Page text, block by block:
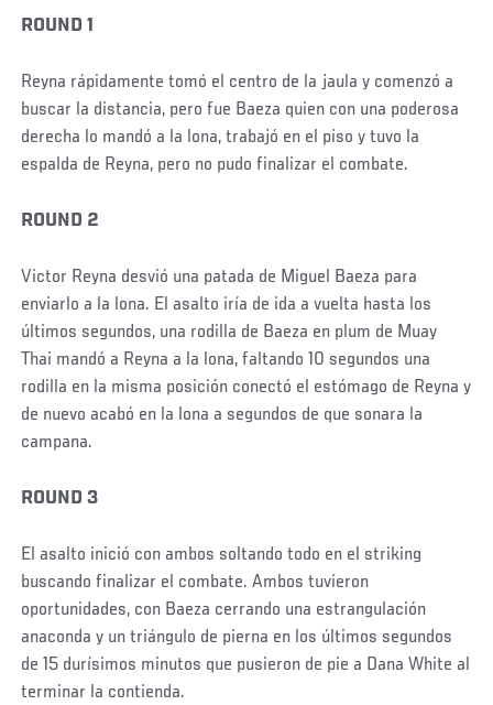
ROUND 1
Reyna rápidamente tomó el centro de la jaula y comenzó a
buscar la distancia, pero fue Baeza quien con una poderosa
derecha lo mandó a la lona, trabajó en el piso y tuvo la
espalda de Reyna, pero no pudo finalizar el combate.
ROUND 2
Victor Reyna desvió una patada de Miguel Baeza para
enviarlo a la lona. El asalto iría de ida a vuelta hasta los
últimos segundos, una rodilla de Baeza en plum de Muay
Thai mandó a Reyna a la lona, faltando 10 segundos una
rodilla en la misma posición conectó el estómago de Reyna y
de nuevo acabó en la lona a segundos de que sonara la
campana.
ROUND 3
El asalto inició con ambos soltando todo en el striking
buscando finalizar el combate. Ambos tuvieron
oportunidades, con Baeza cerrando una estrangulación
anaconda y un triángulo de pierna en los últimos segundos
de 15 durísimos minutos que pusieron de pie a Dana White al
terminar la contienda.